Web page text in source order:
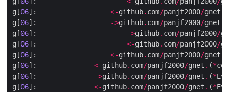
g[06]: <-github. com/panjf2000/gnet
g[06]: ->github. com/panjf2000/gnet
g[06]: ->github. com/panjf2000/
g[06]: <-github. com/panjf2000/
g[06]: <-github. com/panjf2000/gnet
g[06]: <-github. com/panjf2000/gnet . (*
g[06]: ->github. com/panjf2000/gnet . (*
g[06]: <-github. com/panjf2000/gnet . (*